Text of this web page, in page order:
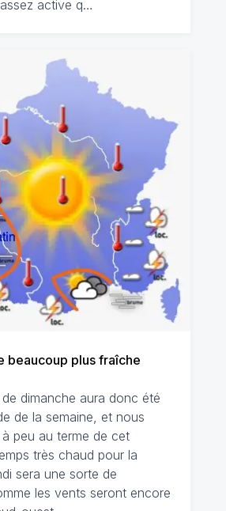
active q…
beaucoup plus fraîche
dimanche aura donc été
de la semaine, et nous
peu au terme de cet
très chaud pour la
sera une sorte de
les vents seront encore